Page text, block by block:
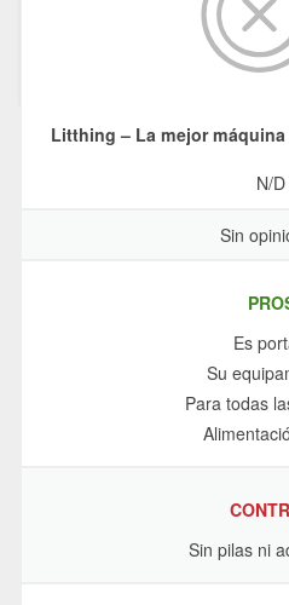
Litthing – La mejor
N/D
Sin
Es
Su
Para todas
Sin pilas ni